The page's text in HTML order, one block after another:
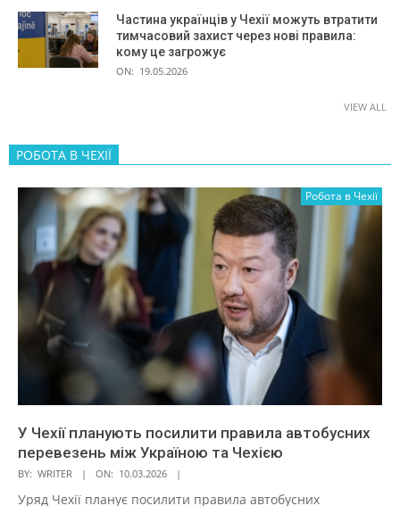
Частина українців у Чехії можуть втратити
тимчасовий захист через нові правила:
кому це загрожує
ON: 19.05.2026
VIEW ALL
РОБОТА В ЧЕХІЇ
Робота в Чехії
У Чехії планують посилити правила автобусних
перевезень між Україною та Чехією
BY: WRITER ON: 10.03.2026
Уряд Чехії планує посилити правила автобусних